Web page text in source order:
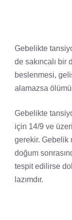
Gebelikte
de sakıncalı bir
beslenmesi,
alamazsa
Gebelikte
için 14/9 ve
gerekir. Gebelik
doğum
tespit edilirse
lazımdır.